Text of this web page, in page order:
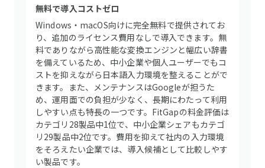
無料で導入コストゼロ
Windows・macOS向けに完全無料で提供されてお
り、追加のライセンス費用なしで導入できます。無
料でありながら高性能な変換エンジンと幅広い辞書
を備えているため、中小企業や個人ユーザーでもコ
ストを抑えながら日本語入力環境を整えることがで
きます。また、メンテナンスはGoogleが担うた
め、運用面での負担が少なく、長期にわたって利用
しやすい点も特長の一つです。FitGapの料金評価は
カテゴリ28製品中1位で、中小企業シェアもカテゴ
リ29製品中2位です。費用を抑えて社内の入力環境
をそろえたい企業では、導入候補として比較しやす
い製品です。